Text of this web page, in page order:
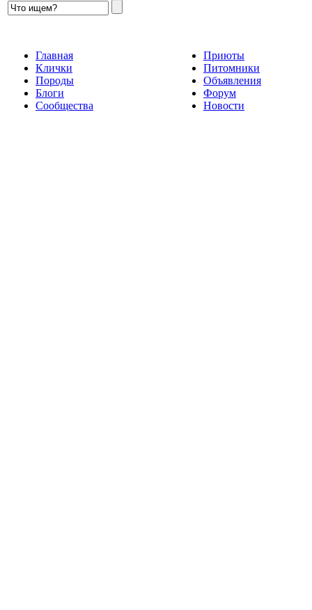
Главная
Клички
Породы
Блоги
Сообщества
Приюты
Питомники
Объявления
Форум
Новости